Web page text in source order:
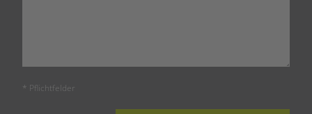
* Pflichtfelder